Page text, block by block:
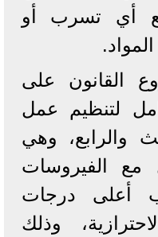
أي تسرب أو
القانون على
لتنظيم عمل
والرابع، وهي
مع الفيروسات
أعلى درجات
وذلك